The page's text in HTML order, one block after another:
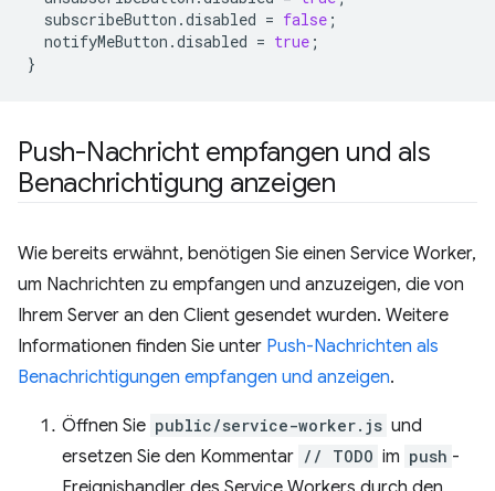
subscribeButton .disabled = false ;
notifyMeButton .disabled = true ;
}
Push-Nachricht empfangen und als
Benachrichtigung anzeigen
Wie bereits erwähnt, benötigen Sie einen Service Worker,
um Nachrichten zu empfangen und anzuzeigen, die von
Ihrem Server an den Client gesendet wurden. Weitere
Informationen finden Sie unter Push-Nachrichten als
Benachrichtigungen empfangen und anzeigen.
Öffnen Sie public/service-worker.js und
ersetzen Sie den Kommentar // TODO im push -